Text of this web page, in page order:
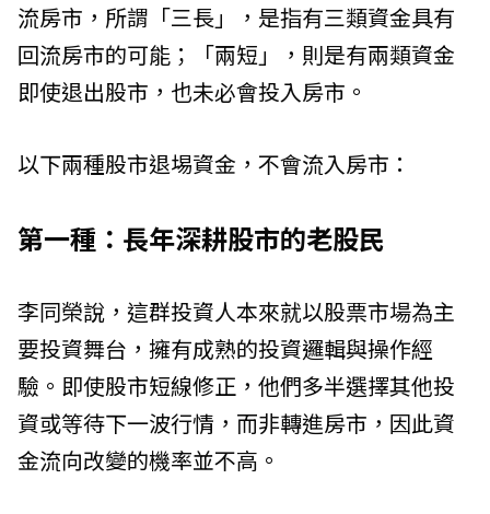
流房市，所謂「三長」，是指有三類資金具有
回流房市的可能；「兩短」，則是有兩類資金
即使退出股市，也未必會投入房市。
以下兩種股市退埸資金，不會流入房市：
第一種：長年深耕股市的老股民
李同榮說，這群投資人本來就以股票市場為主
要投資舞台，擁有成熟的投資邏輯與操作經
驗。即使股市短線修正，他們多半選擇其他投
資或等待下一波行情，而非轉進房市，因此資
金流向改變的機率並不高。